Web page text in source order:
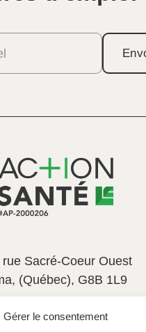
Gérer le consentement
rue Sacré-Coeur Ouest
(Québec), G8B 1L9
533-6545 poste 114